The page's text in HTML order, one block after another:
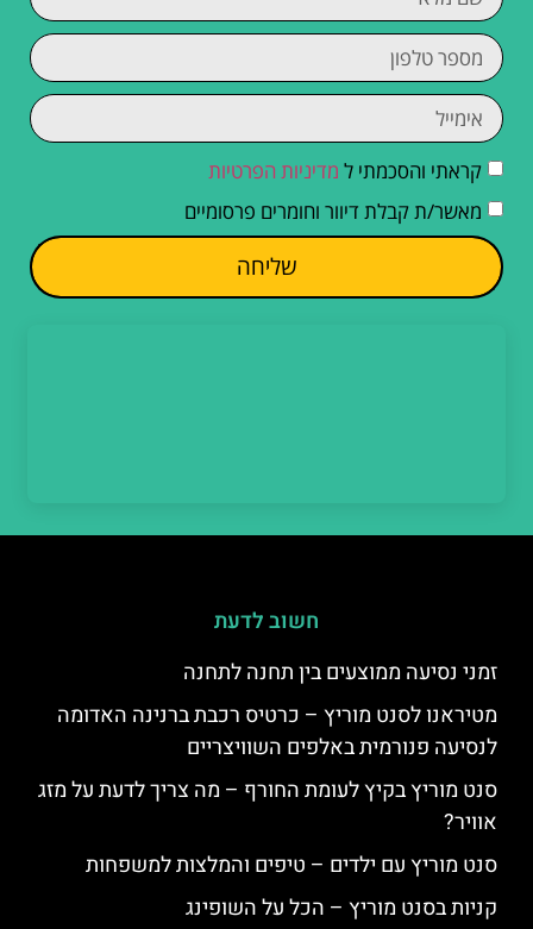
קראתי והסכמתי ל מדיניות הפרטיות
מאשר/ת קבלת דיוור וחומרים פרסומיים
שליחה
חשוב לדעת
זמני נסיעה ממוצעים בין תחנה לתחנה
מטיראנו לסנט מוריץ – כרטיס רכבת ברנינה האדומה
לנסיעה פנורמית באלפים השוויצריים
סנט מוריץ בקיץ לעומת החורף – מה צריך לדעת על מזג
אוויר?
סנט מוריץ עם ילדים – טיפים והמלצות למשפחות
קניות בסנט מוריץ – הכל על השופינג